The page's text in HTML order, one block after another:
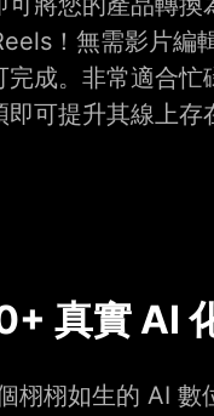
！無需影片編
完成。非常適合忙
即可提升其線上存
真實 AI
栩栩如生的 AI 數